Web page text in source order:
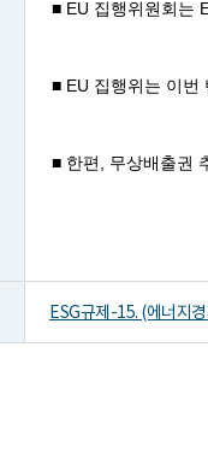
ESG규제-15. (에너지